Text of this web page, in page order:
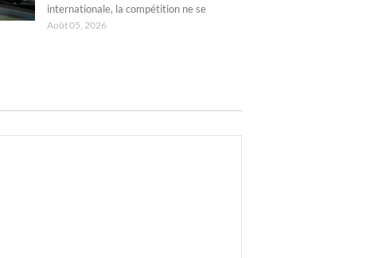
internationale, la compétition ne se
Août 05, 2026